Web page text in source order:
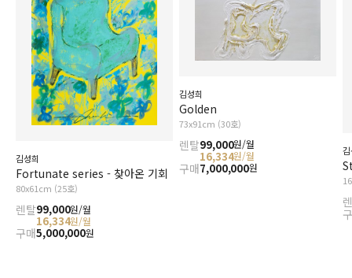
김성희
Fortunate series - 찾아온 기회
80x61cm (25호)
렌탈99,000원/월
16,334원/월
구매5,000,000원
김성희
Golden
73x91cm (30호)
렌탈99,000원/월
16,334원/월
구매7,000,000원